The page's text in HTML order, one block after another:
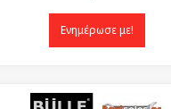
Ενημέρωσε με!